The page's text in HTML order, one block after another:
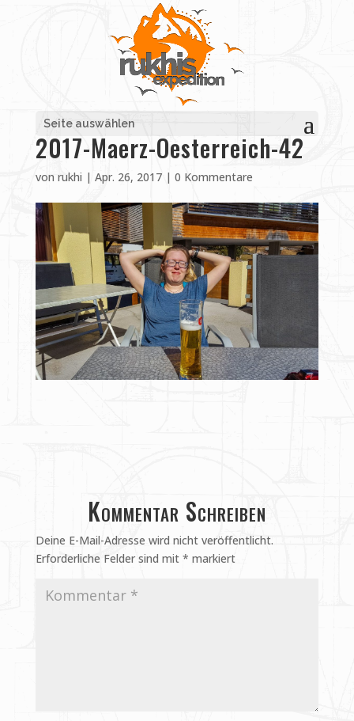
Seite auswählen
2017-Maerz-Oesterreich-42
von rukhi | Apr. 26, 2017| 0 Kommentare
Kommentar Schreiben
Deine E-Mail-Adresse wird nicht veröffentlicht.
Erforderliche Felder sind mit * markiert